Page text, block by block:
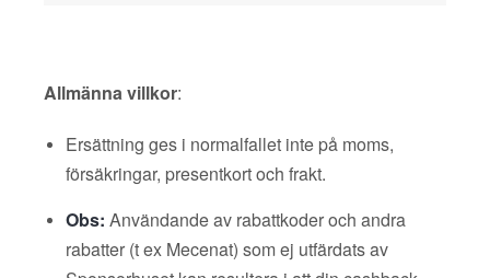
Allmänna villkor:
Ersättning ges i normalfallet inte på moms,
försäkringar, presentkort och frakt.
Obs: Användande av rabattkoder och andra
rabatter (t ex Mecenat) som ej utfärdats av